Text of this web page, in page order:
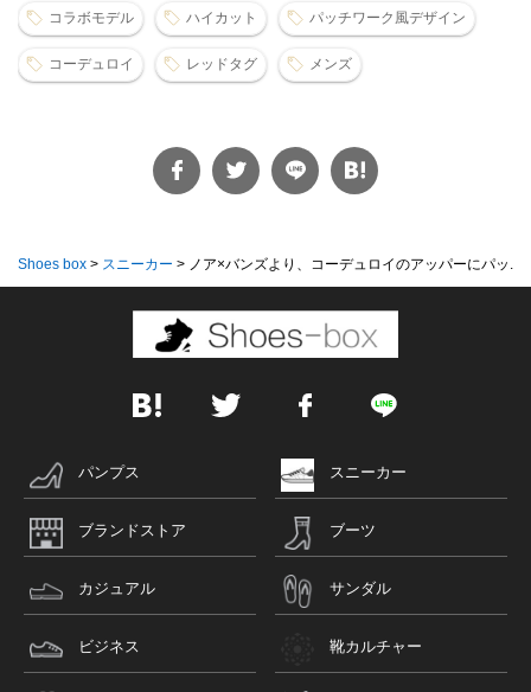
コラボモデル ハイカット パッチワーク風デザイン
コーデュロイ レッドタグ メンズ
Shoes box > スニーカー > ノア×バンズより、コーデュロイのアッパーにパッ...
パンプス スニーカー
ブランドストア ブーツ
カジュアル サンダル
ビジネス 靴カルチャー